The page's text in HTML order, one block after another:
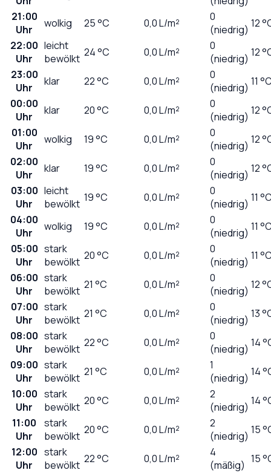
21:00
Uhr
wolkig 25°C 0,0L/m²
0
(niedrig) 12
22:00
Uhr
leicht
bewölkt 24°C 0,0L/m²
0
(niedrig) 12
23:00
Uhr
klar 22°C 0,0L/m²
0
(niedrig) 11
00:00
Uhr
klar 20°C 0,0L/m²
0
(niedrig) 12
01:00
Uhr
wolkig 19°C 0,0L/m²
0
(niedrig) 12
02:00
Uhr
klar 19°C 0,0L/m²
0
(niedrig) 12
03:00
Uhr
leicht
bewölkt 19°C 0,0L/m²
0
(niedrig) 11
04:00
Uhr
wolkig 19°C 0,0L/m²
0
(niedrig) 11
05:00
Uhr
stark
bewölkt 20°C 0,0L/m²
0
(niedrig) 11
06:00
Uhr
stark
bewölkt 21 °C 0,0L/m²
0
(niedrig) 12
07:00
Uhr
stark
bewölkt 21 °C 0,0L/m²
0
(niedrig) 13
08:00
Uhr
stark
bewölkt 22°C 0,0L/m²
0
(niedrig) 14
09:00
Uhr
stark
bewölkt 21 °C 0,0L/m²
1
(niedrig) 14
10:00
Uhr
stark
bewölkt 20°C 0,0L/m²
2
(niedrig) 14
11:00
Uhr
stark
bewölkt 20°C 0,0L/m²
2
(niedrig) 15
12:00
Uhr
stark
bewölkt 22°C 0,0L/m²
4
(mäßig) 15